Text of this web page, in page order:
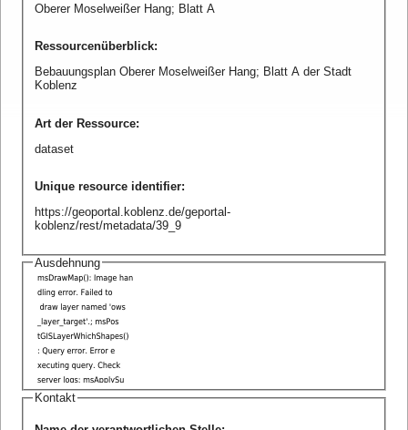
Oberer Moselweißer Hang; Blatt A
Ressourcenüberblick:
Bebauungsplan Oberer Moselweißer Hang; Blatt A der Stadt
Koblenz
Art der Ressource:
dataset
Unique resource identifier:
https://geoportal.koblenz.de/geportal-
koblenz/rest/metadata/39_9
Ausdehnung
Kontakt